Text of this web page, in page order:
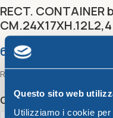
Questo sito web
Utilizziamo i cookie
RECT.
CM.24X17XH.12L2,4
6,56€
Rect. container
Color